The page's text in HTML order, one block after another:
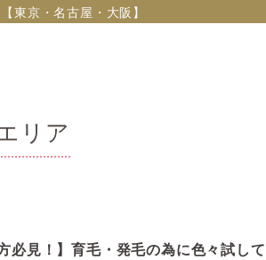
東京・名古屋・大阪】
リア
必見！】育毛・発毛の為に色々試して